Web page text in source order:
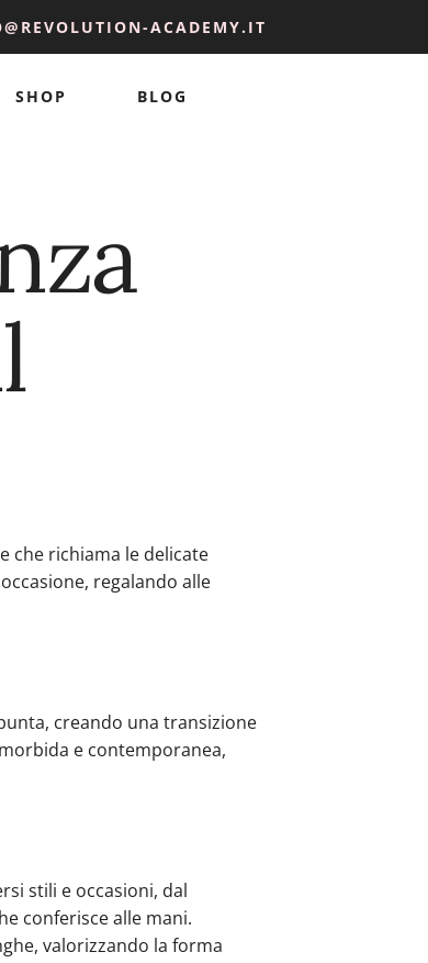
ACADEMY.IT
SHOP BLOG
che richiama le delicate
regalando alle
creando una transizione
e contemporanea,
stili e occasioni, dal
conferisce alle mani.
valorizzando la forma